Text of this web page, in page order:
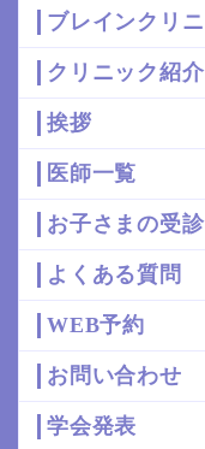
ブレインクリ
クリニック紹
挨拶
医師一覧
お子さまの受
よくある質問
WEB予約
お問い合わせ
学会発表